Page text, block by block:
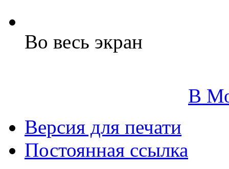
Во весь экран
В
Версия для печати
Постоянная ссылка